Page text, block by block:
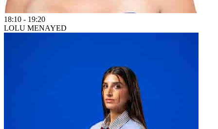
18:10 - 19:20
LOLU MENAYED